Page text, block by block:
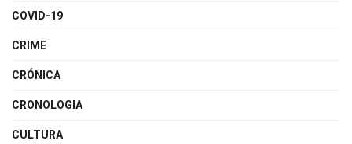
COVID-19
CRIME
CRÓNICA
CRONOLOGIA
CULTURA